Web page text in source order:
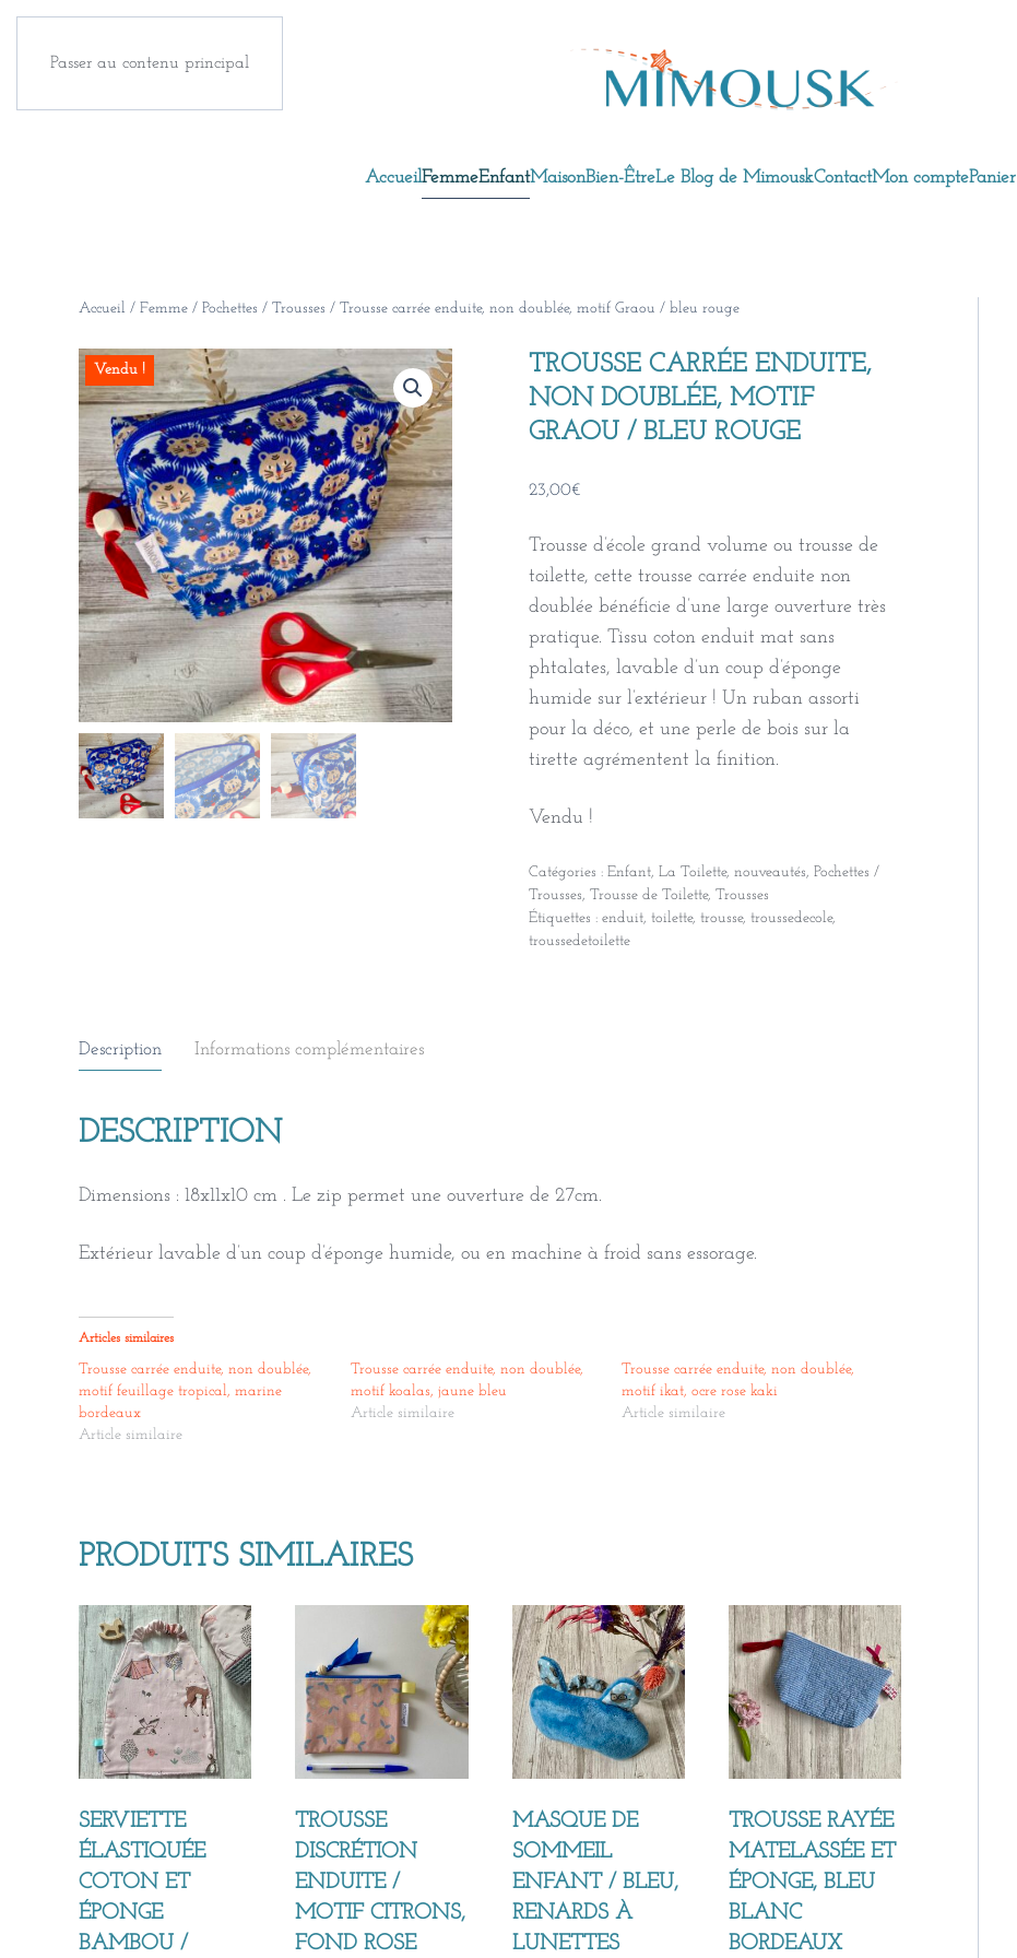
Passer au contenu principal
AccueilFemmeEnfantMaisonBien-ÊtreLe Blog de MimouskContactMon comptePanier
Accueil / Femme / Pochettes / Trousses / Trousse carrée enduite, non doublée, motif Graou / bleu rouge
Vendu !
TROUSSE CARRÉE ENDUITE,
NON DOUBLÉE, MOTIF
GRAOU / BLEU ROUGE
23,00€
Trousse d’école grand volume ou trousse de
toilette, cette trousse carrée enduite non
doublée bénéficie d’une large ouverture très
pratique. Tissu coton enduit mat sans
phtalates, lavable d’un coup d’éponge
humide sur l’extérieur ! Un ruban assorti
pour la déco, et une perle de bois sur la
tirette agrémentent la finition.
Vendu !
Catégories : Enfant, La Toilette, nouveautés, Pochettes /
Trousses, Trousse de Toilette, Trousses
Étiquettes : enduit, toilette, trousse, troussedecole,
troussedetoilette
Description Informations complémentaires
DESCRIPTION
Dimensions : 18x11x10 cm . Le zip permet une ouverture de 27cm.
Extérieur lavable d’un coup d’éponge humide, ou en machine à froid sans essorage.
Articles similaires
Trousse carrée enduite, non doublée,
motif feuillage tropical, marine
bordeaux
Article similaire
Trousse carrée enduite, non doublée,
motif koalas, jaune bleu
Article similaire
Trousse carrée enduite, non doublée,
motif ikat, ocre rose kaki
Article similaire
PRODUITS SIMILAIRES
SERVIETTE
ÉLASTIQUÉE
COTON ET
ÉPONGE
BAMBOU /
TROUSSE
DISCRÉTION
ENDUITE /
MOTIF CITRONS,
FOND ROSE
MASQUE DE
SOMMEIL
ENFANT / BLEU,
RENARDS À
LUNETTES
TROUSSE RAYÉE
MATELASSÉE ET
ÉPONGE, BLEU
BLANC
BORDEAUX